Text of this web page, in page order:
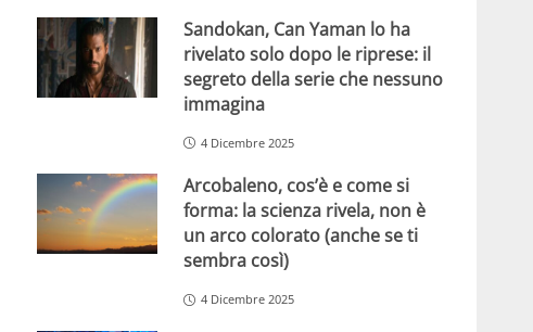
Sandokan, Can Yaman lo ha
rivelato solo dopo le riprese: il
segreto della serie che nessuno
immagina
4 Dicembre 2025
Arcobaleno, cos’è e come si
forma: la scienza rivela, non è
un arco colorato (anche se ti
sembra così)
4 Dicembre 2025